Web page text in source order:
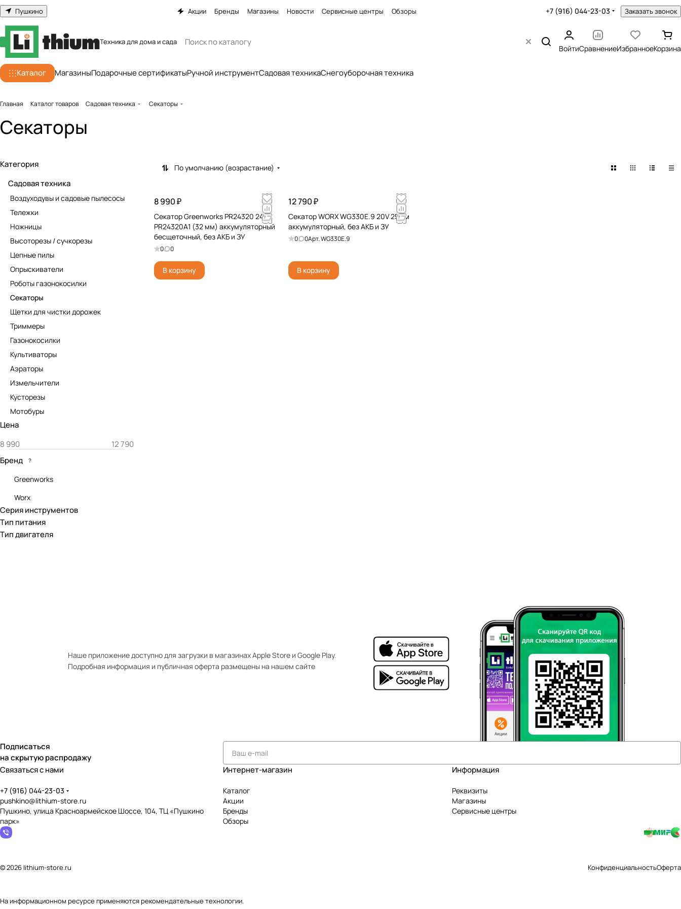
Пушкино Акции Бренды Магазины Новости Сервисные центры Обзоры +7 (916) 044-23-03 Заказать звонок
Техника для дома и сада
ВойтиСравнениеИзбранноеКорзина
Каталог МагазиныПодарочные сертификатыРучной инструментСадовая техникаСнегоуборочная техника
Главная Каталог товаров Садовая техника Секаторы
Секаторы
По умолчанию (возрастание)
8 990 ₽
Секатор Greenworks PR24320 24V
PR24320A1 (32 мм) аккумуляторный
бесщеточный, без АКБ и ЗУ
0 0
В корзину
12 790 ₽
Секатор WORX WG330E.9 20V 25 см
аккумуляторный, без АКБ и ЗУ
0 0Арт.WG330E.9
В корзину
Категория
Садовая техника
Воздуходувы и садовые пылесосы
Тележки
Ножницы
Высоторезы / сучкорезы
Цепные пилы
Опрыскиватели
Роботы газонокосилки
Секаторы
Щетки для чистки дорожек
Триммеры
Газонокосилки
Культиваторы
Аэраторы
Измельчители
Кусторезы
Мотобуры
Цена
Бренд ?
Greenworks
Worx
Серия инструментов
Тип питания
Тип двигателя
Наше приложение доступно для загрузки в магазинах Apple Store и Google Play.
Подробная информация и публичная оферта размещены на нашем сайте
Подписаться
на скрытую распродажу
Связаться с нами
+7 (916) 044-23-03
pushkino@lithium-store.ru
Пушкино, улица Красноармейское Шоссе, 104, ТЦ «Пушкино
парк»
Интернет-магазин
Каталог
Акции
Бренды
Обзоры
Информация
Реквизиты
Магазины
Сервисные центры
© 2026 lithium-store.ru КонфиденциальностьОферта
На информационном ресурсе применяютсярекомендательные технологии.